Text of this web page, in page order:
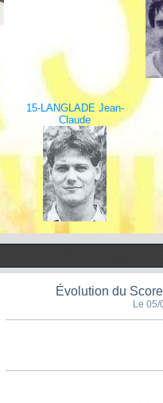
15-LANGLADE Jean-
Claude
Évolution du
Le